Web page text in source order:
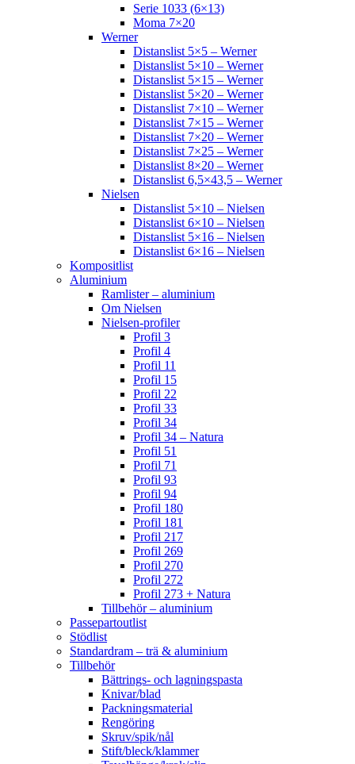
Serie 1033 (6×13)
Moma 7×20
Werner
Distanslist 5×5 – Werner
Distanslist 5×10 – Werner
Distanslist 5×15 – Werner
Distanslist 5×20 – Werner
Distanslist 7×10 – Werner
Distanslist 7×15 – Werner
Distanslist 7×20 – Werner
Distanslist 7×25 – Werner
Distanslist 8×20 – Werner
Distanslist 6,5×43,5 – Werner
Nielsen
Distanslist 5×10 – Nielsen
Distanslist 6×10 – Nielsen
Distanslist 5×16 – Nielsen
Distanslist 6×16 – Nielsen
Kompositlist
Aluminium
Ramlister – aluminium
Om Nielsen
Nielsen-profiler
Profil 3
Profil 4
Profil 11
Profil 15
Profil 22
Profil 33
Profil 34
Profil 34 – Natura
Profil 51
Profil 71
Profil 93
Profil 94
Profil 180
Profil 181
Profil 217
Profil 269
Profil 270
Profil 272
Profil 273 + Natura
Tillbehör – aluminium
Passepartoutlist
Stödlist
Standardram – trä & aluminium
Tillbehör
Bättrings- och lagningspasta
Knivar/blad
Packningsmaterial
Rengöring
Skruv/spik/nål
Stift/bleck/klammer